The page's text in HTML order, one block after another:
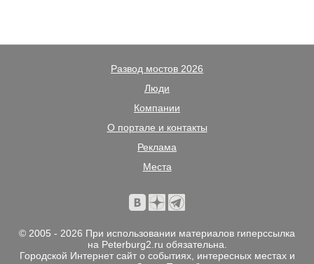
Развод мостов 2026
Люди
Компании
О портале и контакты
Реклама
Места
© 2005 - 2026 При использовании материалов гиперссылка
на Peterburg2.ru обязательна.
Городской Интернет сайт о событиях, интересных местах и